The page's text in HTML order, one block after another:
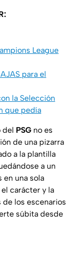
League
para el
la Selección
que pedía
del PSG no es
de una pizarra
a la plantilla
a un
una sola
carácter y la
de los escenarios
súbita desde